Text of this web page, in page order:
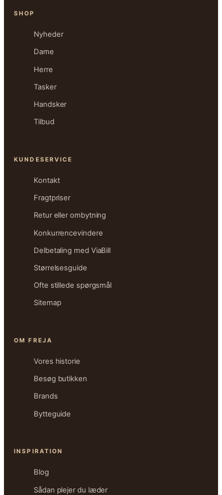
SHOP
Nyheder
Dame
Herre
Tasker
Handsker
Tilbud
KUNDESERVICE
Kontakt
Fragtpriser
Retur eller ombytning
Konkurrencevindere
Delbetaling med ViaBill
Størrelsesguide
Ofte stillede spørgsmål
Sitemap
OM FREJA
Vores historie
Besøg butikken
Brands
Bytteguide
INSPIRATION
Blog
Sådan plejer du læder